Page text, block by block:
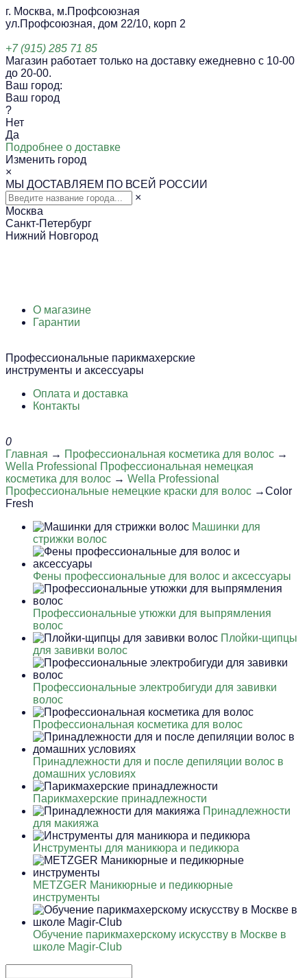
г. Москва, м.Профсоюзная
ул.Профсоюзная, дом 22/10, корп 2
+7 (915) 285 71 85
Магазин работает только на доставку ежедневно с 10-00
до 20-00.
Ваш город:
Ваш город
?
Нет
Да
Подробнее о доставке
Изменить город
×
МЫ ДОСТАВЛЯЕМ ПО ВСЕЙ РОССИИ
×
Москва
Санкт-Петербург
Нижний Новгород
О магазине
Гарантии
Профессиональные парикмахерские
инструменты и аксессуары
Оплата и доставка
Контакты
0
Главная → Профессиональная косметика для волос →
Wella Professional Профессиональная немецкая
косметика для волос → Wella Professional
Профессиональные немецкие краски для волос →Color
Fresh
Машинки для
стрижки волос
Фены профессиональные для волос и аксессуары
Профессиональные утюжки для выпрямления
волос
Плойки-щипцы
для завивки волос
Профессиональные электробигуди для завивки
волос
Профессиональная косметика для волос
Принадлежности для и после депиляции волос в
домашних условиях
Парикмахерские принадлежности
Принадлежности
для макияжа
Инструменты для маникюра и педикюра
METZGER Маникюрные и педикюрные
инструменты
Обучение парикмахерскому искусству в Москве в
школе Magir-Club